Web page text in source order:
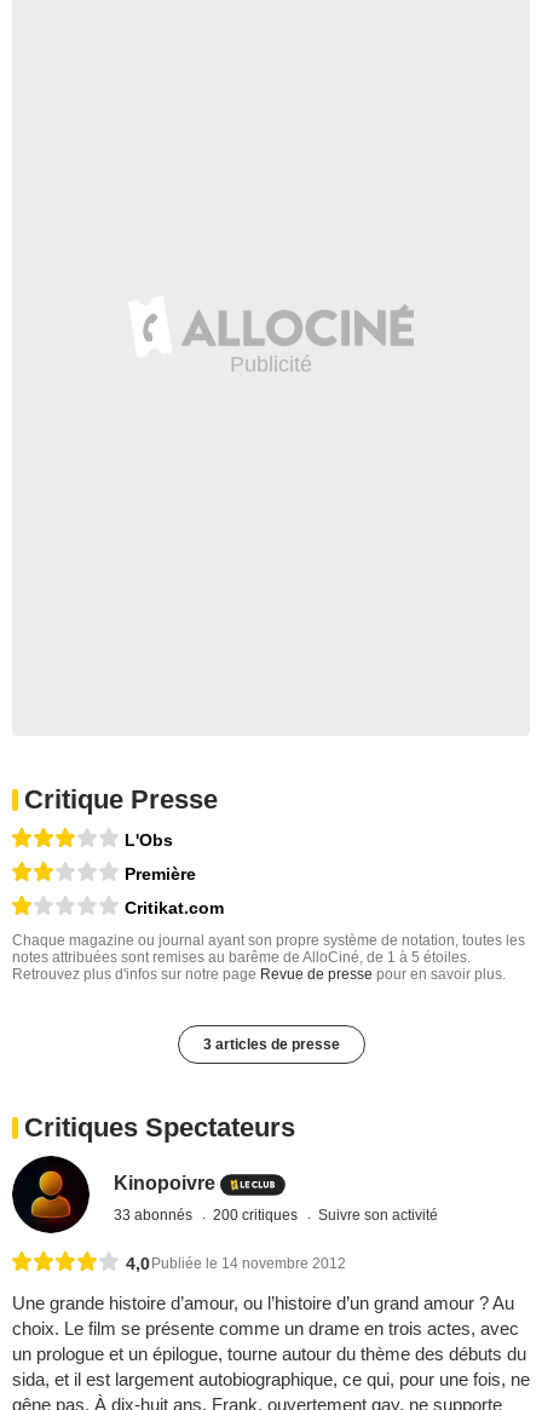
Critique Presse
L'Obs
Première
Critikat.com
Chaque magazine ou journal ayant son propre système de notation, toutes les
notes attribuées sont remises au barême de AlloCiné, de 1 à 5 étoiles.
Retrouvez plus d'infos sur notre page Revue de presse pour en savoir plus.
3 articles de presse
Critiques Spectateurs
Kinopoivre
33 abonnés 200 critiques Suivre son activité
4,0 Publiée le 14 novembre 2012
Une grande histoire d’amour, ou l’histoire d’un grand amour ? Au
choix. Le film se présente comme un drame en trois actes, avec
un prologue et un épilogue, tourne autour du thème des débuts du
sida, et il est largement autobiographique, ce qui, pour une fois, ne
gêne pas. À dix-huit ans, Frank, ouvertement gay, ne supporte